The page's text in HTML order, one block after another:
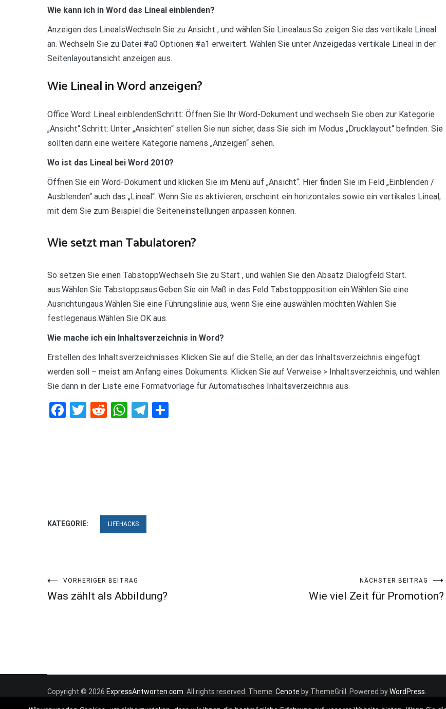
Wie kann ich in Word das Lineal einblenden?
Anzeigen des LinealsWechseln Sie zu Ansicht , und wählen Sie Linealaus.So zeigen Sie das vertikale Lineal
an. Wechseln Sie zu Datei #a0 Optionen #a1 erweitert. Wählen Sie unter Anzeigedas vertikale Lineal in der
Seitenlayoutansicht anzeigen aus.
Wie Lineal in Word anzeigen?
Office Word: Lineal einblendenSchritt: Öffnen Sie Ihr Word-Dokument und wechseln Sie oben zur Kategorie
„Ansicht“.Schritt: Unter „Ansichten“ stellen Sie nun sicher, dass Sie sich im Modus „Drucklayout“ befinden. Sie
sollten dann eine weitere Kategorie namens „Anzeigen“ sehen.
Wo ist das Lineal bei Word 2010?
Öffnen Sie ein Word-Dokument und klicken Sie im Menü auf „Ansicht“. Hier finden Sie im Feld „Einblenden /
Ausblenden“ auch das „Lineal“. Wenn Sie es aktivieren, erscheint ein horizontales sowie ein vertikales Lineal,
mit dem Sie zum Beispiel die Seiteneinstellungen anpassen können.
Wie setzt man Tabulatoren?
So setzen Sie einen TabstoppWechseln Sie zu Start , und wählen Sie den Absatz Dialogfeld Start.
aus.Wählen Sie Tabstoppsaus.Geben Sie ein Maß in das Feld Tabstoppposition ein.Wählen Sie eine
Ausrichtungaus.Wählen Sie eine Führungslinie aus, wenn Sie eine auswählen möchten.Wählen Sie
festlegenaus.Wählen Sie OK aus.
Wie mache ich ein Inhaltsverzeichnis in Word?
Erstellen des Inhaltsverzeichnisses Klicken Sie auf die Stelle, an der das Inhaltsverzeichnis eingefügt
werden soll – meist am Anfang eines Dokuments. Klicken Sie auf Verweise > Inhaltsverzeichnis, und wählen
Sie dann in der Liste eine Formatvorlage für Automatisches Inhaltsverzeichnis aus.
Facebook
Twitter
RedditWhatsApp
Telegram
KATEGORIE: LIFEHACKS
Beitragsnavigation
VORHERIGER BEITRAG
Was zählt als Abbildung?
NÄCHSTER BEITRAG
Wie viel Zeit für Promotion?
Copyright © 2026 ExpressAntworten.com. All rights reserved. Theme: Cenote by ThemeGrill. Powered byWordPress.